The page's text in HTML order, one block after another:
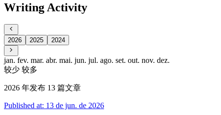
Writing Activity
2026 2025 2024
jan. fev. mar. abr. mai. jun. jul. ago. set. out. nov. dez.
较少 较多
2026 年发布 13 篇文章
Published at: 13 de jun. de 2026